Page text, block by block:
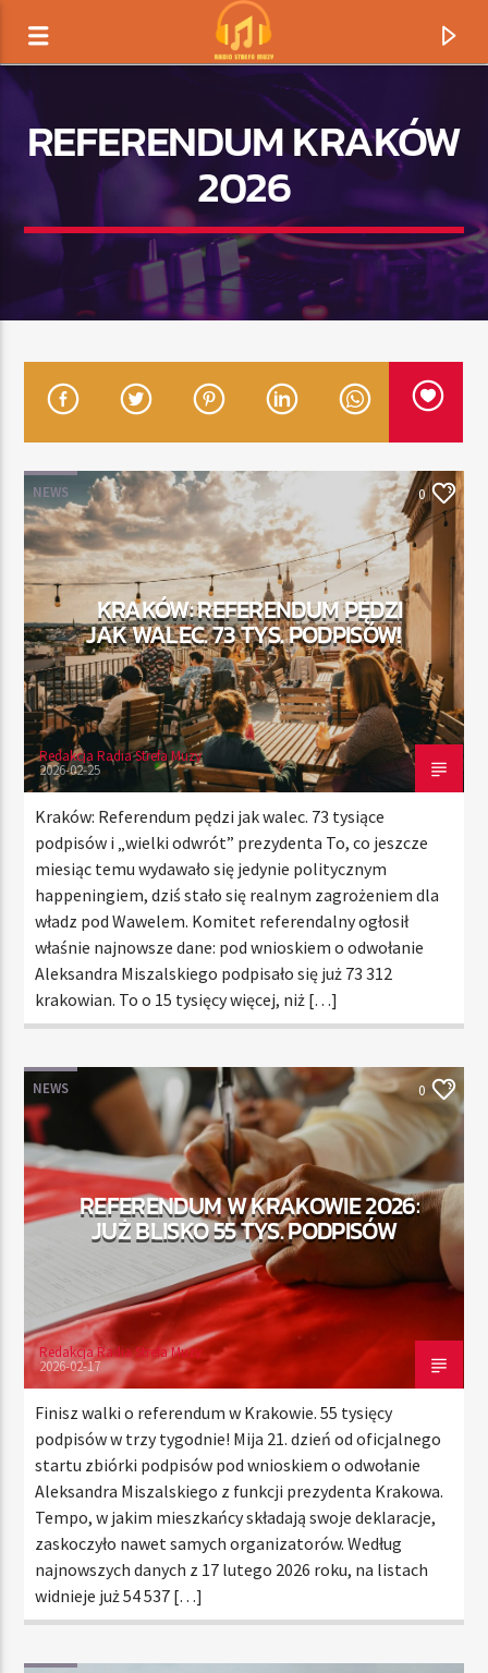
TERAZ GRAMY
TYTUŁ
ARTYSTA
TERAZ
RADIO STREFA MUZY
00:00 21:00
Radio Strefa Muzy
REFERENDUM KRAKÓW
2026
NEWS 0
KRAKÓW: REFERENDUM PĘDZI
JAK WALEC. 73 TYS. PODPISÓW!
Redakcja Radia Strefa Muzy
2026-02-25
Kraków: Referendum pędzi jak walec. 73 tysiące
podpisów i „wielki odwrót” prezydenta To, co jeszcze
miesiąc temu wydawało się jedynie politycznym
happeningiem, dziś stało się realnym zagrożeniem dla
władz pod Wawelem. Komitet referendalny ogłosił
właśnie najnowsze dane: pod wnioskiem o odwołanie
Aleksandra Miszalskiego podpisało się już 73 312
krakowian. To o 15 tysięcy więcej, niż […]
NEWS 0
REFERENDUM W KRAKOWIE 2026:
JUŻ BLISKO 55 TYS. PODPISÓW
Redakcja Radia Strefa Muzy
2026-02-17
Finisz walki o referendum w Krakowie. 55 tysięcy
podpisów w trzy tygodnie! Mija 21. dzień od oficjalnego
startu zbiórki podpisów pod wnioskiem o odwołanie
Aleksandra Miszalskiego z funkcji prezydenta Krakowa.
Tempo, w jakim mieszkańcy składają swoje deklaracje,
zaskoczyło nawet samych organizatorów. Według
najnowszych danych z 17 lutego 2026 roku, na listach
widnieje już 54 537 […]